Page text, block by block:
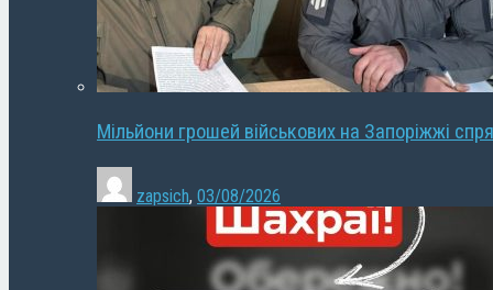
Мільйони грошей військових на Запоріжжі
zapsich, 03/08/2026